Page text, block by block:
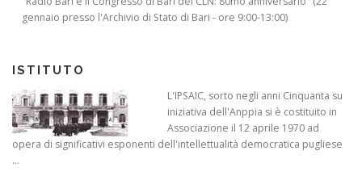
gennaio presso l'Archivio di Stato di Bari - ore 9:00-13:00)
ISTITUTO
L'IPSAIC, sorto negli anni Cinquanta su
iniziativa dell'Anppia si è costituito in
Associazione il 12 aprile 1970 ad
opera di significativi esponenti dell'intellettualità democratica pugliese
...